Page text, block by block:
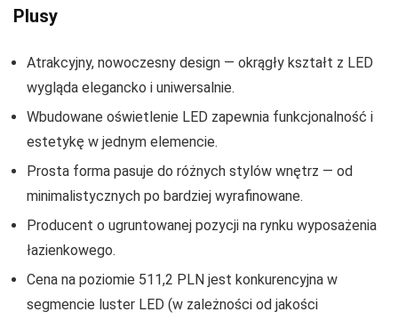
Plusy
Atrakcyjny, nowoczesny design — okrągły kształt z LED
wygląda elegancko i uniwersalnie.
Wbudowane oświetlenie LED zapewnia funkcjonalność i
estetykę w jednym elemencie.
Prosta forma pasuje do różnych stylów wnętrz — od
minimalistycznych po bardziej wyrafinowane.
Producent o ugruntowanej pozycji na rynku wyposażenia
łazienkowego.
Cena na poziomie 511,2 PLN jest konkurencyjna w
segmencie luster LED (w zależności od jakości